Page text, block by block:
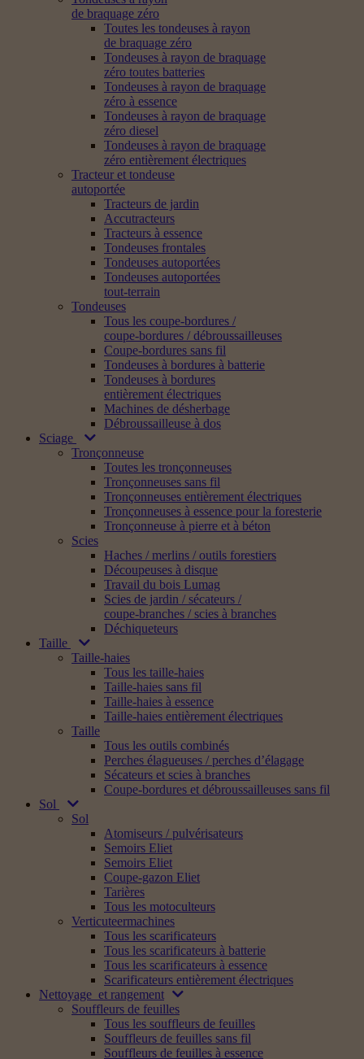
de braquage zéro
Toutes les tondeuses à rayon
de braquage zéro
Tondeuses à rayon de braquage
zéro toutes batteries
Tondeuses à rayon de braquage
zéro à essence
Tondeuses à rayon de braquage
zéro diesel
Tondeuses à rayon de braquage
zéro entièrement électriques
Tracteur et tondeuse
autoportée
Tracteurs de jardin
Accutracteurs
Tracteurs à essence
Tondeuses frontales
Tondeuses autoportées
Tondeuses autoportées
tout-terrain
Tondeuses
Tous les coupe-bordures /
coupe-bordures / débroussailleuses
Coupe-bordures sans fil
Tondeuses à bordures à batterie
Tondeuses à bordures
entièrement électriques
Machines de désherbage
Débroussailleuse à dos
Sciage
Tronçonneuse
Toutes les tronçonneuses
Tronçonneuses sans fil
Tronçonneuses entièrement électriques
Tronçonneuses à essence pour la foresterie
Tronçonneuse à pierre et à béton
Scies
Haches / merlins / outils forestiers
Découpeuses à disque
Travail du bois Lumag
Scies de jardin / sécateurs /
coupe-branches / scies à branches
Déchiqueteurs
Taille
Taille-haies
Tous les taille-haies
Taille-haies sans fil
Taille-haies à essence
Taille-haies entièrement électriques
Taille
Tous les outils combinés
Perches élagueuses / perches d’élagage
Sécateurs et scies à branches
Coupe-bordures et débroussailleuses sans fil
Sol
Sol
Atomiseurs / pulvérisateurs
Semoirs Eliet
Semoirs Eliet
Coupe-gazon Eliet
Tarières
Tous les motoculteurs
Verticuteermachines
Tous les scarificateurs
Tous les scarificateurs à batterie
Tous les scarificateurs à essence
Scarificateurs entièrement électriques
Nettoyage et rangement
Souffleurs de feuilles
Tous les souffleurs de feuilles
Souffleurs de feuilles sans fil
Souffleurs de feuilles à essence